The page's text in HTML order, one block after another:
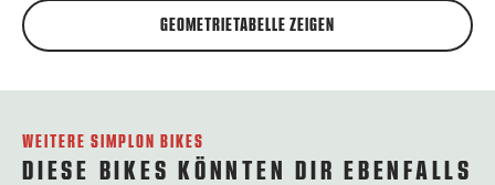
GEOMETRIETABELLE ZEIGEN
WEITERE SIMPLON BIKES
DIESE BIKES KÖNNTEN DIR EBENFALLS